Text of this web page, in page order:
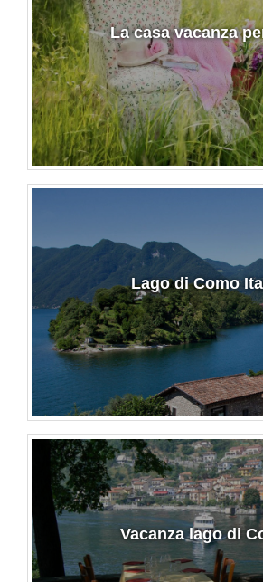
La casa vacanza
Lago di Como
Vacanza lago di